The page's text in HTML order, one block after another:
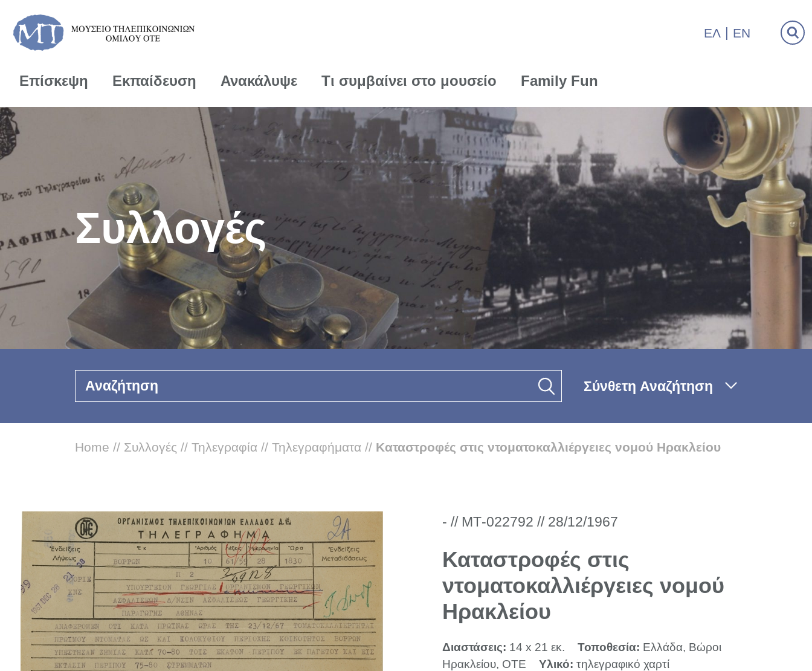
ΕΛ EN
Επίσκεψη Εκπαίδευση Ανακάλυψε Τι συμβαίνει στο μουσείο Family Fun
Συλλογές
Αναζήτηση Σύνθετη Αναζήτηση
Home // Συλλογές // Τηλεγραφία // Τηλεγραφήματα // Καταστροφές στις ντοματοκαλλιέργειες νομού Ηρακλείου
- // ΜΤ-022792 // 28/12/1967
Καταστροφές στις
ντοματοκαλλιέργειες νομού
Ηρακλείου
Διαστάσεις: 14 x 21 εκ. Τοποθεσία: Ελλάδα, Βώροι
Ηρακλείου, ΟΤΕ
Υλικό: τηλεγραφικό χαρτί